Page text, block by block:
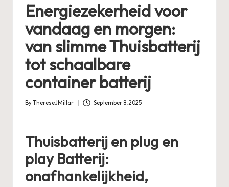
Energiezekerheid voor
vandaag en morgen:
van slimme Thuisbatterij
tot schaalbare
container batterij
Posted
ByThereseJMillar September 8, 2025
Thuisbatterij en plug en
play Batterij:
onafhankelijkheid,